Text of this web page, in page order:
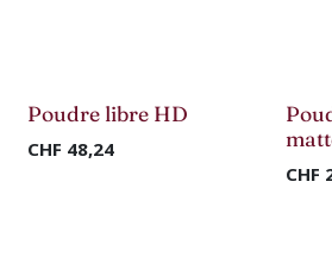
Nouveau !
Poudre libre HD
CHF 48,24
CHF